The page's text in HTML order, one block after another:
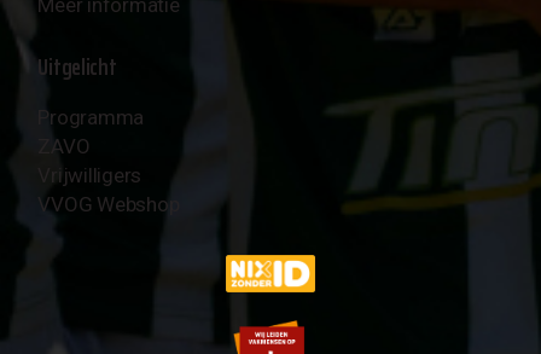
Meer informatie
Uitgelicht
Programma
ZAVO
Vrijwilligers
VVOG Webshop